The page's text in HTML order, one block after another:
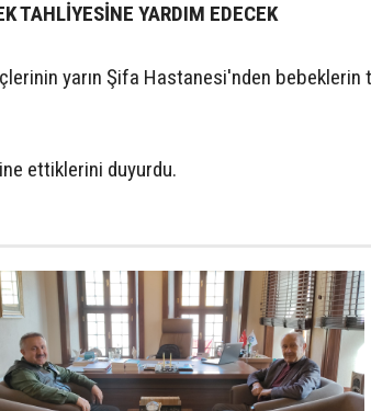
TAHLİYESİNE YARDIM EDECEK
yarın Şifa Hastanesi'nden bebeklerin
ettiklerini duyurdu.